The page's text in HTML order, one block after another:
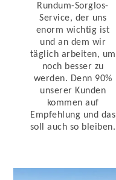
Rundum-Sorglos-
Service, der uns
enorm wichtig ist
und an dem wir
täglich arbeiten, um
noch besser zu
werden. Denn 90%
unserer Kunden
kommen auf
Empfehlung und das
soll auch so bleiben.